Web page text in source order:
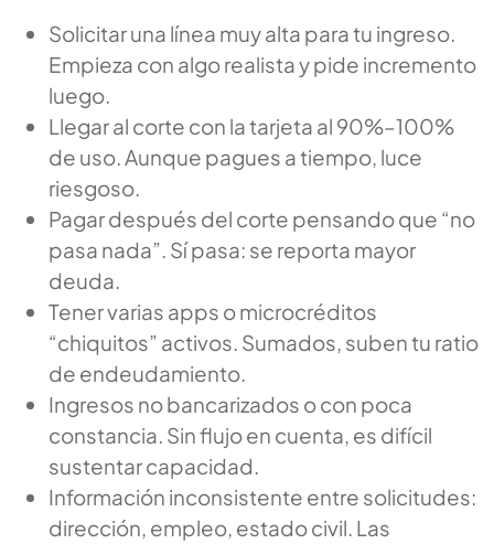
Solicitar una línea muy alta para tu ingreso.
Empieza con algo realista y pide incremento
luego.
Llegar al corte con la tarjeta al 90%–100%
de uso. Aunque pagues a tiempo, luce
riesgoso.
Pagar después del corte pensando que “no
pasa nada”. Sí pasa: se reporta mayor
deuda.
Tener varias apps o microcréditos
“chiquitos” activos. Sumados, suben tu ratio
de endeudamiento.
Ingresos no bancarizados o con poca
constancia. Sin flujo en cuenta, es difícil
sustentar capacidad.
Información inconsistente entre solicitudes:
dirección, empleo, estado civil. Las